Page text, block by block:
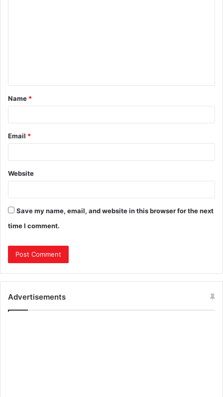
Name *
Email *
Website
Save my name, email, and website in this browser for the next
time I comment.
Advertisements